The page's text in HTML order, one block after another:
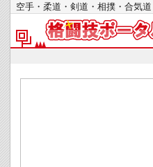
空手・柔道・剣道・相撲・合